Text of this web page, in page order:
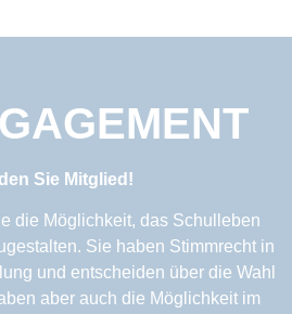
Sie Mitglied!
die Möglichkeit, das Schulleben
Sie haben Stimmrecht in
und entscheiden über die Wahl
aber auch die Möglichkeit im